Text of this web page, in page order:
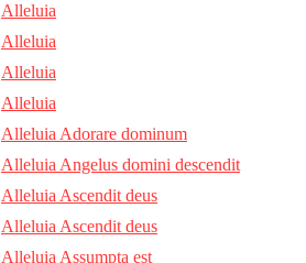
Alleluia
Alleluia
Alleluia
Alleluia
Alleluia Adorare dominum
Alleluia Angelus domini descendit
Alleluia Ascendit deus
Alleluia Ascendit deus
Alleluia Assumpta est